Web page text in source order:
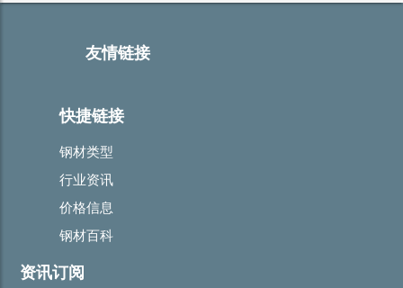
友情链接
快捷链接
钢材类型
行业资讯
价格信息
钢材百科
资讯订阅